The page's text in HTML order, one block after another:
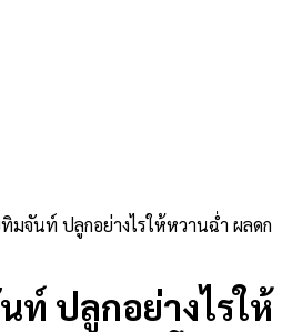
จันท์ ปลูกอย่างไรให้หวานฉ่ำ ผลดก
ปลูกอย่างไรให้